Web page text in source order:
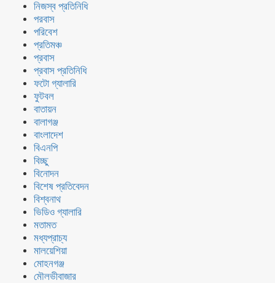
নিজস্ব প্রতিনিধি
পরবাস
পরিবেশ
প্রতিমঞ্চ
প্রবাস
প্রবাস প্রতিনিধি
ফটো গ্যালারি
ফুটবল
বাতায়ন
বালাগঞ্জ
বাংলাদেশ
বিএনপি
বিচ্ছু
বিনোদন
বিশেষ প্রতিবেদন
বিশ্বনাথ
ভিডিও গ্যালারি
মতামত
মধ্যপ্রাচ্য
মালয়েশিয়া
মোহনগঞ্জ
মৌলভীবাজার